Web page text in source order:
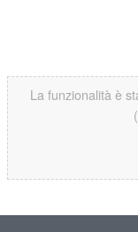
La funzionalità è
(